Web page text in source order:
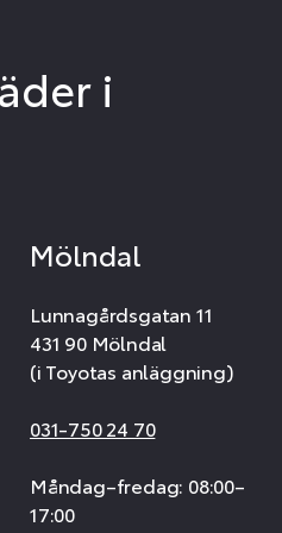
i
Mölndal
Lunnagårdsgatan 11
431 90 Mölndal
(i Toyotas anläggning)
031-750 24 70
Måndag–fredag: 08:00–
17:00